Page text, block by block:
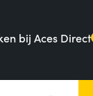
bij Aces Direct